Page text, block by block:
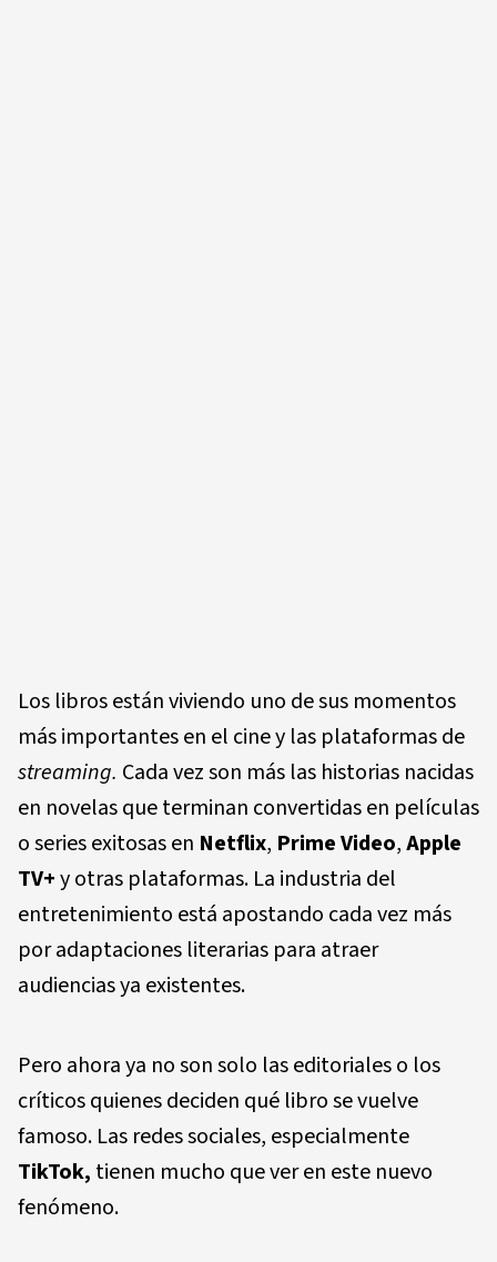
Los libros están viviendo uno de sus momentos
más importantes en el cine y las plataformas de
streaming. Cada vez son más las historias nacidas
en novelas que terminan convertidas en películas
o series exitosas en Netflix, Prime Video,Apple
TV+y otras plataformas. La industria del
entretenimiento está apostando cada vez más
por adaptaciones literarias para atraer
audiencias ya existentes.
Pero ahora ya no son solo las editoriales o los
críticos quienes deciden qué libro se vuelve
famoso. Las redes sociales, especialmente
TikTok, tienen mucho que ver en este nuevo
fenómeno.